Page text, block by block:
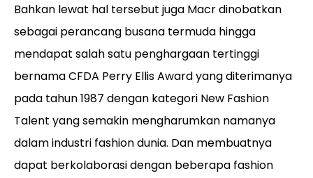
Bahkan lewat hal tersebut juga Macr dinobatkan
sebagai perancang busana termuda hingga
mendapat salah satu penghargaan tertinggi
bernama CFDA Perry Ellis Award yang diterimanya
pada tahun 1987 dengan kategori New Fashion
Talent yang semakin mengharumkan namanya
dalam industri fashion dunia. Dan membuatnya
dapat berkolaborasi dengan beberapa fashion